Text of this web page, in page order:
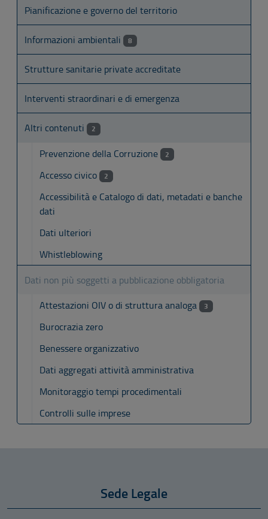
Pianificazione e governo del territorio
Informazioni ambientali 8
Strutture sanitarie private accreditate
Interventi straordinari e di emergenza
Altri contenuti 2
Prevenzione della Corruzione 2
Accesso civico 2
Accessibilità e Catalogo di dati, metadati e banche
dati
Dati ulteriori
Whistleblowing
Dati non più soggetti a pubblicazione obbligatoria
Attestazioni OIV o di struttura analoga
3
Burocrazia zero
Benessere organizzativo
Dati aggregati attività amministrativa
Monitoraggio tempi procedimentali
Controlli sulle imprese
Sede Legale